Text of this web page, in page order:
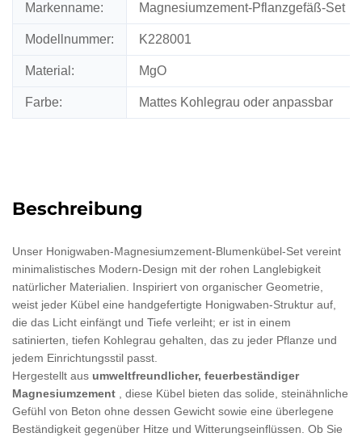
Markenname: Magnesiumzement-Pflanzgefäß-Set
Modellnummer: K228001
Material: MgO
Farbe: Mattes Kohlegrau oder anpassbar
Beschreibung
Unser Honigwaben-Magnesiumzement-Blumenkübel-Set vereint
minimalistisches Modern-Design mit der rohen Langlebigkeit
natürlicher Materialien. Inspiriert von organischer Geometrie,
weist jeder Kübel eine handgefertigte Honigwaben-Struktur auf,
die das Licht einfängt und Tiefe verleiht; er ist in einem
satinierten, tiefen Kohlegrau gehalten, das zu jeder Pflanze und
jedem Einrichtungsstil passt.
Hergestellt aus umweltfreundlicher, feuerbeständiger
Magnesiumzement
, diese Kübel bieten das solide, steinähnliche
Gefühl von Beton ohne dessen Gewicht sowie eine überlegene
Beständigkeit gegenüber Hitze und Witterungseinflüssen. Ob Sie